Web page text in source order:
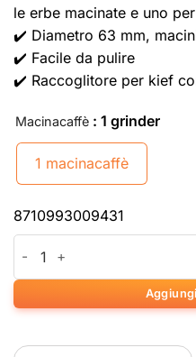
le erbe macinate e uno
✔️ Diametro 63 mm,
✔️ Facile da pulire
✔️ Raccoglitore per kief
Macinacaffè : 1 grinder
1 macinacaffè
8710993009431